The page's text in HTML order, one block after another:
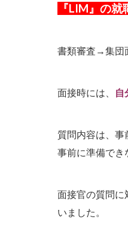
『LIM』の
書類審査→集団
面接時には、 自
質問内容は、事
事前に準備でき
面接官の質問に
いました。